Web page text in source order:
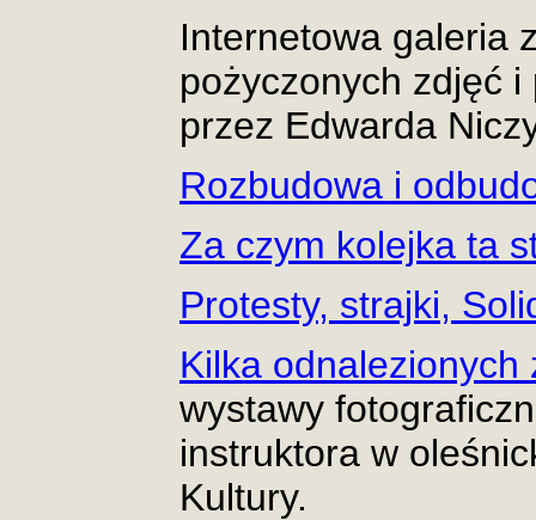
Internetowa galeria
pożyczonych zdjęć
przez Edwarda
Rozbudowa i
Za czym kolejka ta
Protesty, strajki,
Kilka odnalezionych
wystawy
instruktora w
Kultury.